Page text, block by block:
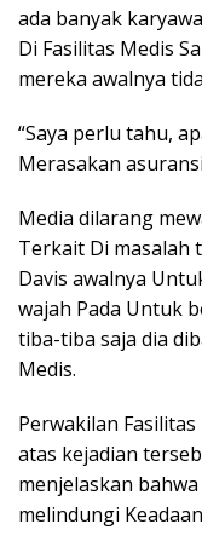
ada banyak
Di Fasilitas Medis
mereka awalnya
“Saya perlu tahu,
Merasakan
Media dilarang
Terkait Di masalah
Davis awalnya
wajah Pada Untuk
tiba-tiba saja dia
Medis.
Perwakilan
atas kejadian
menjelaskan
melindungi